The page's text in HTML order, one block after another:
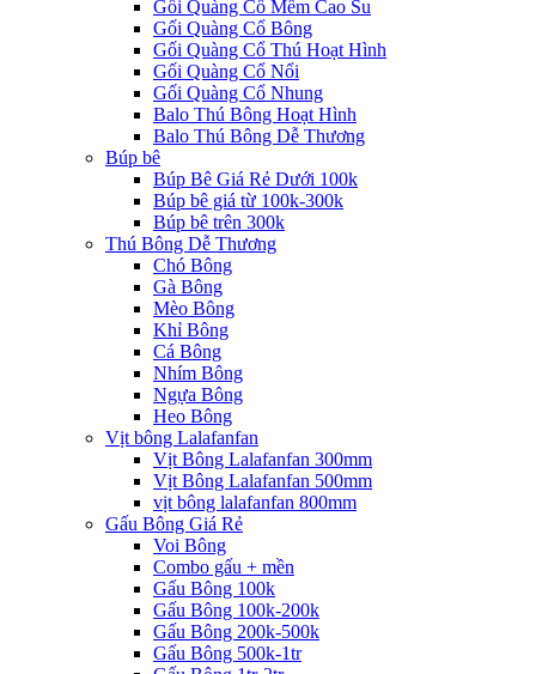
Gối Quàng Cổ Mềm Cao Su
Gối Quàng Cổ Bông
Gối Quàng Cổ Thú Hoạt Hình
Gối Quàng Cổ Nổi
Gối Quàng Cổ Nhung
Balo Thú Bông Hoạt Hình
Balo Thú Bông Dễ Thương
Búp bê
Búp Bê Giá Rẻ Dưới 100k
Búp bê giá từ 100k-300k
Búp bê trên 300k
Thú Bông Dễ Thương
Chó Bông
Gà Bông
Mèo Bông
Khỉ Bông
Cá Bông
Nhím Bông
Ngựa Bông
Heo Bông
Vịt bông Lalafanfan
Vịt Bông Lalafanfan 300mm
Vịt Bông Lalafanfan 500mm
vịt bông lalafanfan 800mm
Gấu Bông Giá Rẻ
Voi Bông
Combo gấu + mền
Gấu Bông 100k
Gấu Bông 100k-200k
Gấu Bông 200k-500k
Gấu Bông 500k-1tr